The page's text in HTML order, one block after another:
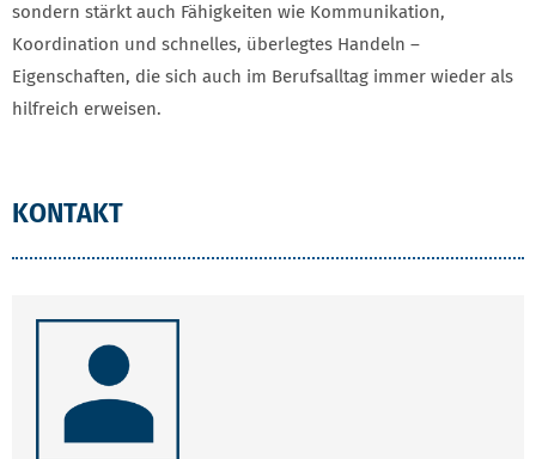
sondern stärkt auch Fähigkeiten wie Kommunikation,
Koordination und schnelles, überlegtes Handeln –
Eigenschaften, die sich auch im Berufsalltag immer wieder als
hilfreich erweisen.
KONTAKT